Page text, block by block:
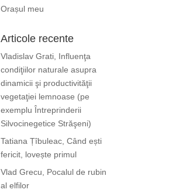
Orașul meu
Articole recente
Vladislav Grati, Influenţa
condiţiilor naturale asupra
dinamicii şi productivităţii
vegetaţiei lemnoase (pe
exemplu Întreprinderii
Silvocinegetice Străşeni)
Tatiana Țîbuleac, Când ești
fericit, lovește primul
Vlad Grecu, Pocalul de rubin
al elfilor